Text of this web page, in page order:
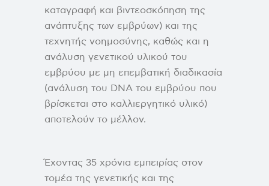
καταγραφή και βιντεοσκόπηση της
ανάπτυξης των εμβρύων) και της
τεχνητής νοημοσύνης, καθώς και η
ανάλυση γενετικού υλικού του
εμβρύου με μη επεμβατική διαδικασία
(ανάλυση του DNA του εμβρύου που
βρίσκεται στο καλλιεργητικό υλικό)
αποτελούν το μέλλον.
Έχοντας 35 χρόνια εμπειρίας στον
τομέα της γενετικής και της